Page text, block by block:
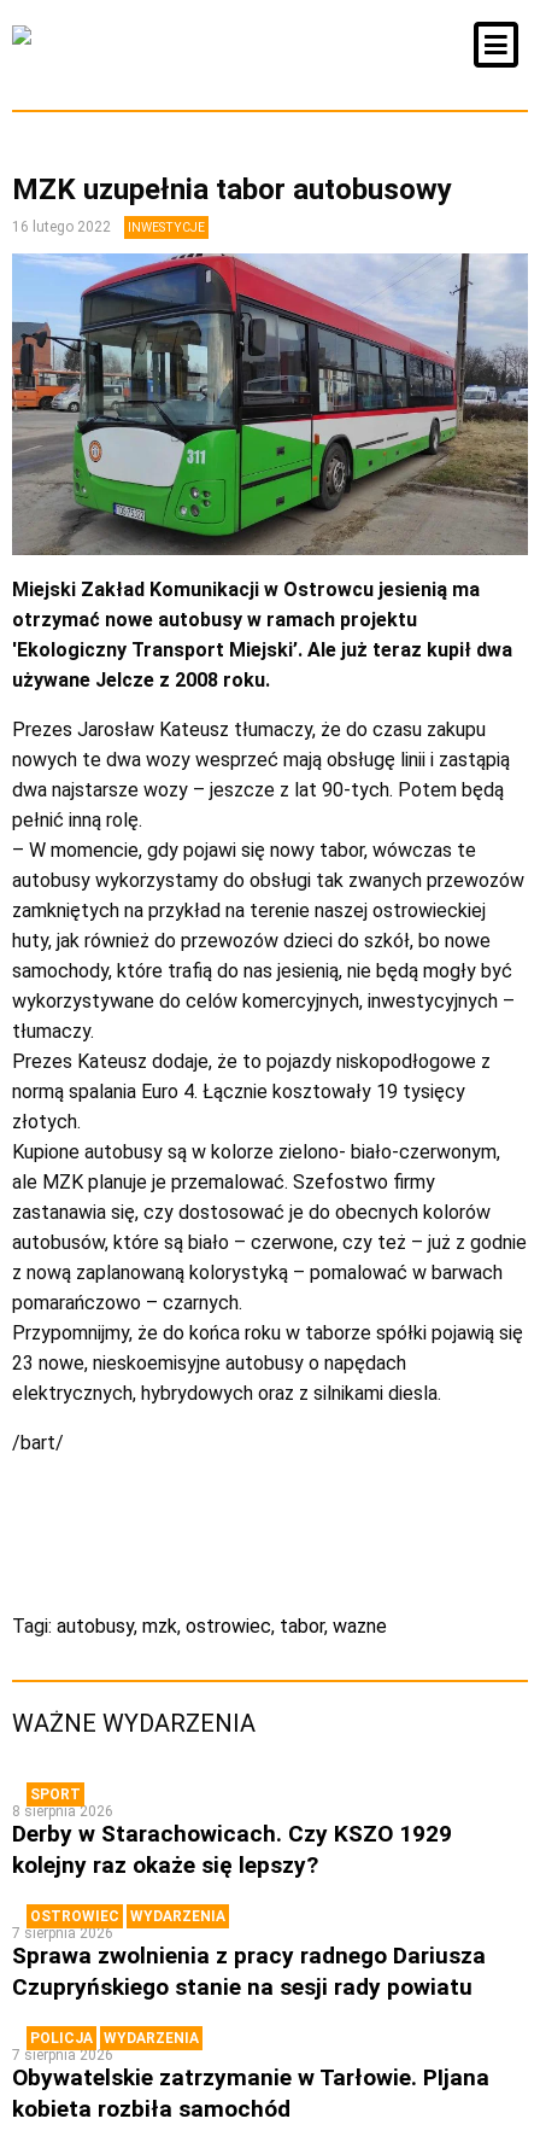
MZK uzupełnia tabor autobusowy
16 lutego 2022 INWESTYCJE
Miejski Zakład Komunikacji w Ostrowcu jesienią ma
otrzymać nowe autobusy w ramach projektu
'Ekologiczny Transport Miejski’. Ale już teraz kupił dwa
używane Jelcze z 2008 roku.
Prezes Jarosław Kateusz tłumaczy, że do czasu zakupu
nowych te dwa wozy wesprzeć mają obsługę linii i zastąpią
dwa najstarsze wozy – jeszcze z lat 90-tych. Potem będą
pełnić inną rolę.
– W momencie, gdy pojawi się nowy tabor, wówczas te
autobusy wykorzystamy do obsługi tak zwanych przewozów
zamkniętych na przykład na terenie naszej ostrowieckiej
huty, jak również do przewozów dzieci do szkół, bo nowe
samochody, które trafią do nas jesienią, nie będą mogły być
wykorzystywane do celów komercyjnych, inwestycyjnych –
tłumaczy.
Prezes Kateusz dodaje, że to pojazdy niskopodłogowe z
normą spalania Euro 4. Łącznie kosztowały 19 tysięcy
złotych.
Kupione autobusy są w kolorze zielono- biało-czerwonym,
ale MZK planuje je przemalować. Szefostwo firmy
zastanawia się, czy dostosować je do obecnych kolorów
autobusów, które są biało – czerwone, czy też – już z godnie
z nową zaplanowaną kolorystyką – pomalować w barwach
pomarańczowo – czarnych.
Przypomnijmy, że do końca roku w taborze spółki pojawią się
23 nowe, nieskoemisyjne autobusy o napędach
elektrycznych, hybrydowych oraz z silnikami diesla.
/bart/
Tagi: autobusy, mzk, ostrowiec, tabor, wazne
WAŻNE WYDARZENIA
SPORT
8 sierpnia 2026
Derby w Starachowicach. Czy KSZO 1929
kolejny raz okaże się lepszy?
OSTROWIEC
WYDARZENIA
7 sierpnia 2026
Sprawa zwolnienia z pracy radnego Dariusza
Czupryńskiego stanie na sesji rady powiatu
POLICJA
WYDARZENIA
7 sierpnia 2026
Obywatelskie zatrzymanie w Tarłowie. PIjana
kobieta rozbiła samochód